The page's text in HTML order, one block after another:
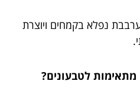
נפלא בקמחים ויוצרת
לטבעונים?